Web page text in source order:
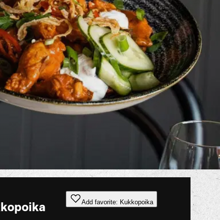
Add favorite: Kukkopoika